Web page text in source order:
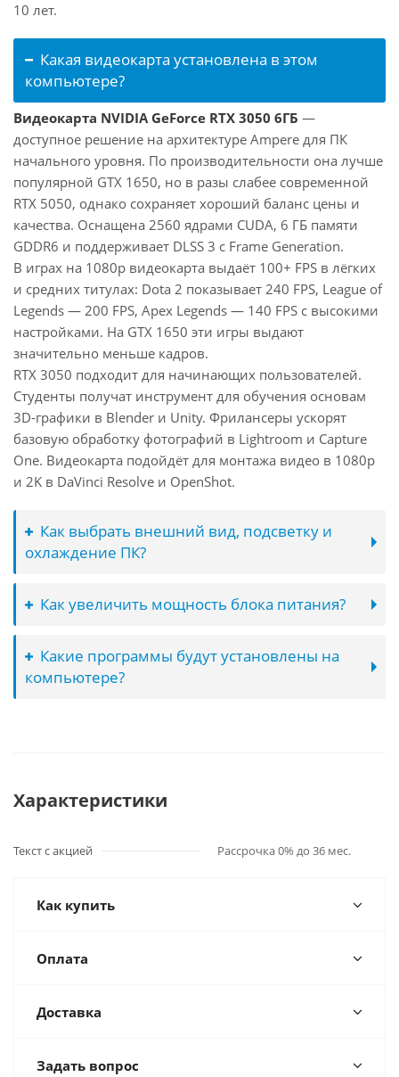
10 лет.
Какая видеокарта установлена в этом
компьютере?
Видеокарта NVIDIA GeForce RTX 3050 6ГБ —
доступное решение на архитектуре Ampere для ПК
начального уровня. По производительности она лучше
популярной GTX 1650, но в разы слабее современной
RTX 5050, однако сохраняет хороший баланс цены и
качества. Оснащена 2560 ядрами CUDA, 6 ГБ памяти
GDDR6 и поддерживает DLSS 3 с Frame Generation.
В играх на 1080p видеокарта выдаёт 100+ FPS в лёгких
и средних титулах: Dota 2 показывает 240 FPS, League of
Legends — 200 FPS, Apex Legends — 140 FPS с высокими
настройками. На GTX 1650 эти игры выдают
значительно меньше кадров.
RTX 3050 подходит для начинающих пользователей.
Студенты получат инструмент для обучения основам
3D-графики в Blender и Unity. Фрилансеры ускорят
базовую обработку фотографий в Lightroom и Capture
One. Видеокарта подойдёт для монтажа видео в 1080p
и 2K в DaVinci Resolve и OpenShot.
Как выбрать внешний вид, подсветку и
охлаждение ПК?
Как увеличить мощность блока питания?
Какие программы будут установлены на
компьютере?
Характеристики
Текст с акцией Рассрочка 0% до 36 мес.
Как купить
Оплата
Доставка
Задать вопрос